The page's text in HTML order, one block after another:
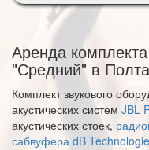
Аренда
"Средний" в
Комплект звукового
акустических систем JBL
акустических стоек,
сабвуфера dB